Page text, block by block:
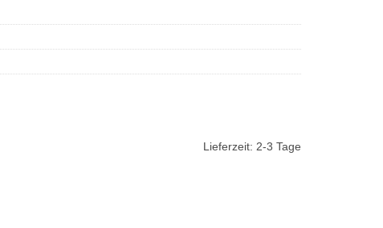
Lieferzeit: 2-3 Tage